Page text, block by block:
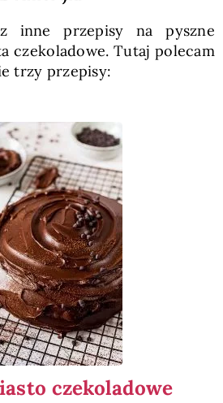
inne przepisy na pyszne
czekoladowe. Tutaj polecam
trzy przepisy:
czekoladowe